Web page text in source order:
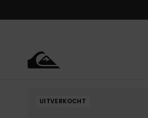
UITVERKOCHT